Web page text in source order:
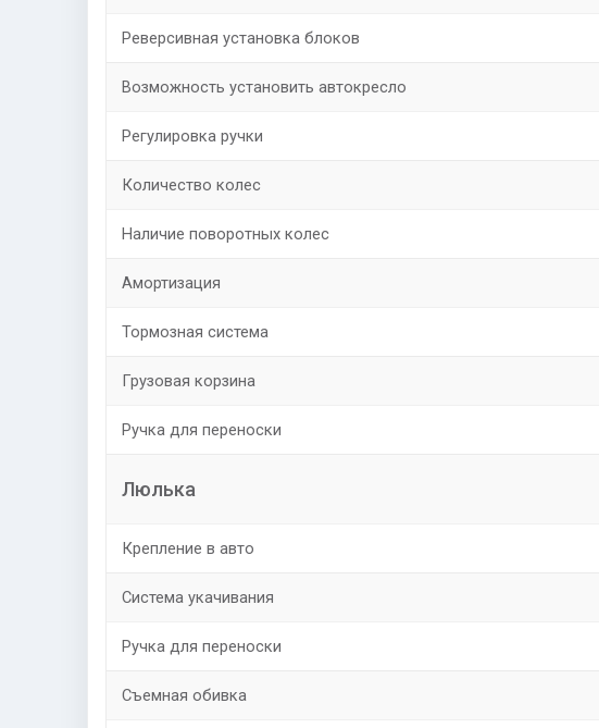
Реверсивная установка блоков
Возможность установить автокресло
Регулировка ручки
Количество колес
Наличие поворотных колес
Амортизация
Тормозная система
Грузовая корзина
Ручка для переноски
Люлька
Крепление в авто
Система укачивания
Ручка для переноски
Съемная обивка